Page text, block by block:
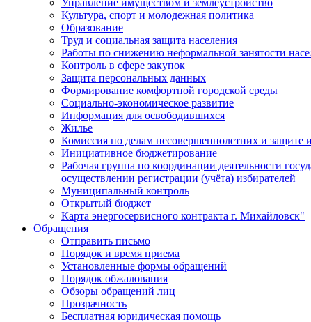
Управление имуществом и землеустройство
Культура, спорт и молодежная политика
Образование
Труд и социальная защита населения
Работы по снижению неформальной занятости
Контроль в сфере закупок
Защита персональных данных
Формирование комфортной городской среды
Социально-экономическое развитие
Информация для освободившихся
Жилье
Комиссия по делам несовершеннолетних и защите
Инициативное бюджетирование
Рабочая группа по координации деятельности
осуществлении регистрации (учёта) избирателей
Муниципальный контроль
Открытый бюджет
Карта энергосервисного контракта г. Михайловск"
Обращения
Отправить письмо
Порядок и время приема
Установленные формы обращений
Порядок обжалования
Обзоры обращений лиц
Прозрачность
Бесплатная юридическая помощь